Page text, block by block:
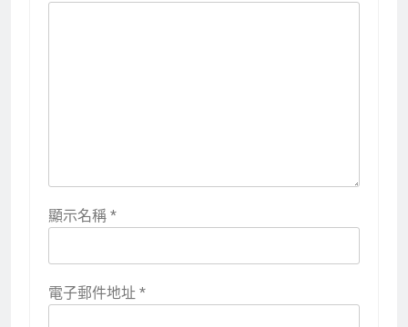
顯示名稱 *
電子郵件地址 *